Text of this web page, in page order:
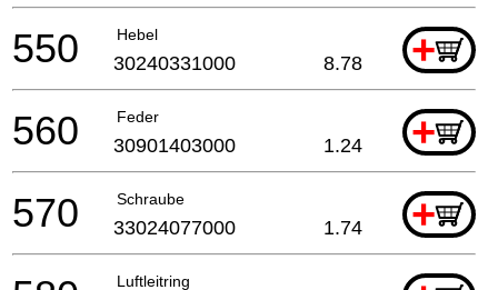
Hebel +
550 30240331000 8.78
Feder +
560 30901403000 1.24
Schraube +
570 33024077000 1.74
Luftleitring